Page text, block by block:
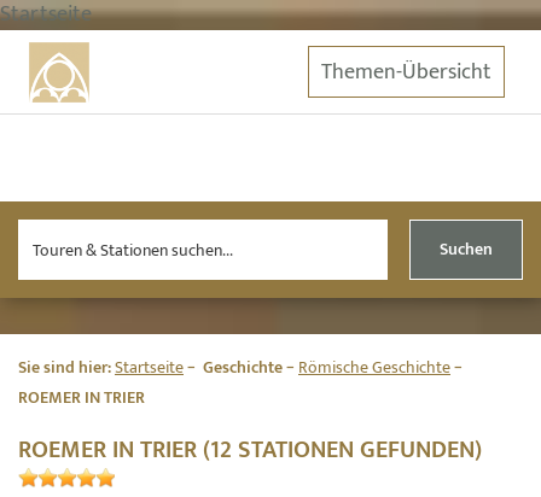
Startseite
Themen-Übersicht
Suchen
Sie sind hier:Startseite Geschichte Römische Geschichte
ROEMER IN TRIER
ROEMER IN TRIER (12 STATIONEN GEFUNDEN)